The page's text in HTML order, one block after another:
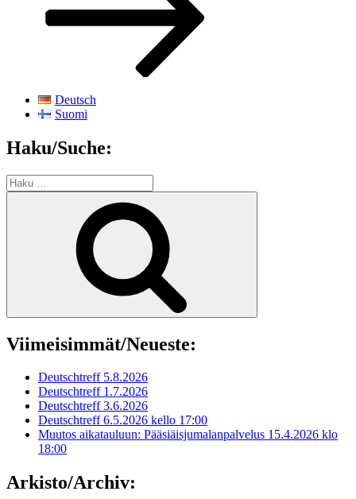
Deutsch
Suomi
Haku/Suche:
Etsi:
Viimeisimmät/Neueste:
Deutschtreff 5.8.2026
Deutschtreff 1.7.2026
Deutschtreff 3.6.2026
Deutschtreff 6.5.2026 kello 17:00
Muutos aikatauluun: Pääsiäisjumalanpalvelus 15.4.2026 klo
18:00
Arkisto/Archiv: